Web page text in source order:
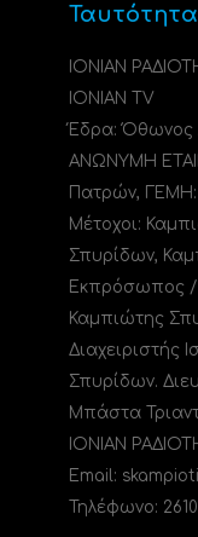
Ταυτότητα
ΙΟΝΙΑΝ
IONIAN TV
Έδρα: Όθωνος
ΑΝΩΝΥΜΗ
Πατρών, ΓΕΜΗ:
Μέτοχοι:
Σπυρίδων,
Εκπρόσωπος /
Καμπιώτης
Διαχειριστής
Σπυρίδων.
Μπάστα
ΙΟΝΙΑΝ
Email:
Τηλέφωνο: